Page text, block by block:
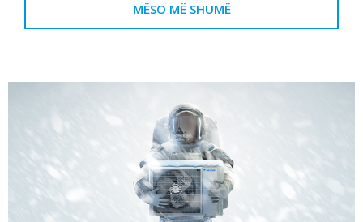
MËSO MË SHUMË